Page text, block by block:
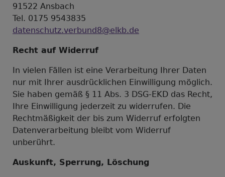
91522 Ansbach
Tel. 0175 9543835
datenschutz.verbund8@elkb.de
Recht auf Widerruf
In vielen Fällen ist eine Verarbeitung Ihrer Daten
nur mit Ihrer ausdrücklichen Einwilligung möglich.
Sie haben gemäß § 11 Abs. 3 DSG-EKD das Recht,
Ihre Einwilligung jederzeit zu widerrufen. Die
Rechtmäßigkeit der bis zum Widerruf erfolgten
Datenverarbeitung bleibt vom Widerruf
unberührt.
Auskunft, Sperrung, Löschung